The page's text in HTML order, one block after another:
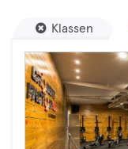
Klassen